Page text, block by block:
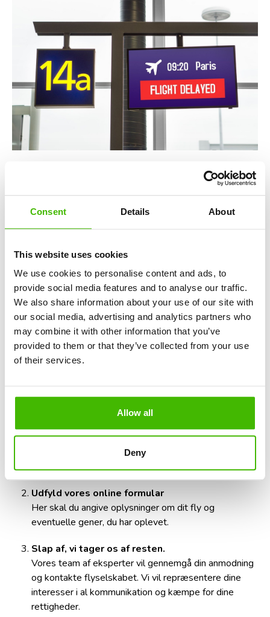
Consent Details About
This website uses cookies
We use cookies to personalise content and ads, to
provide social media features and to analyse our traffic.
We also share information about your use of our site with
our social media, advertising and analytics partners who
may combine it with other information that you’ve
provided to them or that they’ve collected from your use
of their services.
Allow all
Deny
Du har sandsynligvis undret dig over, hvorfor dit fly er
ankommet sent mange gange. En af de mest almindelige
årsager til dette er den sene ankomst af flyet. Årsagerne
kan være mangfoldige og omfatte teknisk kontrol, tankning
og store mængder fly, der lander og letter fra den samme
allerede, hvor frustrerende det kan være.
Især virksomheder, der tilbyder lavprisskaber, står ofte
over for forsinkelser. På grund af det store antal flyvninger,
der opereres, og den korte tid mellem landing og afgang,
kan selv små forsinkelser have en dominoeffekt, der
forårsager forsinkelser i hele flynetværket. Generelt, hvis
dit fly ankommer til din destination 3 timer eller mere for
For at kræve kompensation for en forsinket flyvning, skal
Behold alle rejse-dokumenter
Dit flybillet og enhver anden dokumentation for
forsinkelsen.
Udfyld vores online formular
Her skal du angive oplysninger om dit fly og
eventuelle gener, du har oplevet.
Slap af, vi tager os af resten.
Vores team af eksperter vil gennemgå din anmodning
og kontakte flyselskabet. Vi vil repræsentere dine
interesser i al kommunikation og kæmpe for dine
rettigheder.